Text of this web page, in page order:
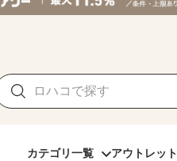
カテゴリ一覧 アウトレット